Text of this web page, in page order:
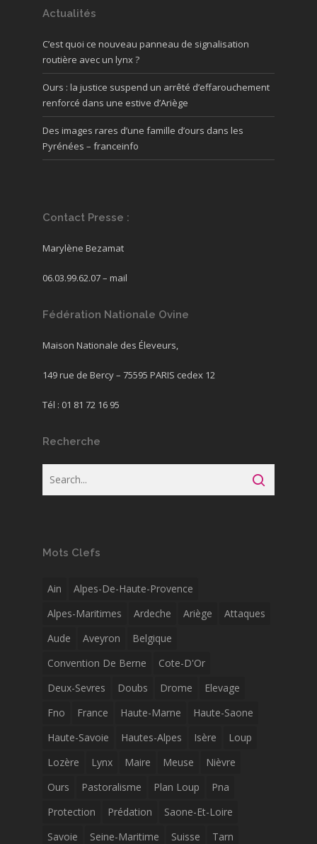
Actualités
C’est quoi ce nouveau panneau de signalisation
routière avec un lynx ?
Ours : la justice suspend un arrêté d’effarouchement
renforcé dans une estive d’Ariège
Des images rares d’une famille d’ours dans les
Pyrénées – franceinfo
Contact Presse :
Marylène Bezamat
06.03.99.62.07 – mail
Fédération Nationale Ovine
Maison Nationale des Éleveurs,
149 rue de Bercy – 75595 PARIS cedex 12
Tél : 01 81 72 16 95
Recherche
Mots Clefs
Ain
Alpes-De-Haute-Provence
Alpes-Maritimes
Ardeche Ariège
Attaques
Aude
Aveyron
Belgique
Convention De Berne
Cote-D'Or
Deux-Sevres
Doubs Drome
Elevage
Fno
France Haute-Marne
Haute-Saone
Haute-Savoie
Hautes-Alpes Isère
Loup
Lozère
Lynx Maire Meuse
Nièvre
Ours
Pastoralisme Plan Loup
Pna
Protection
Prédation
Saone-Et-Loire
Savoie
Seine-Maritime Suisse Tarn